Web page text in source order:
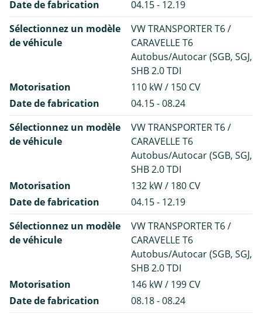
Date de fabrication
04.15 - 12.19
Sélectionnez un modèle
de véhicule
VW TRANSPORTER T6 /
CARAVELLE T6
Autobus/Autocar (SGB, SGJ,
SHB 2.0 TDI
Motorisation
110 kW / 150 CV
Date de fabrication
04.15 - 08.24
Sélectionnez un modèle
de véhicule
VW TRANSPORTER T6 /
CARAVELLE T6
Autobus/Autocar (SGB, SGJ,
SHB 2.0 TDI
Motorisation
132 kW / 180 CV
Date de fabrication
04.15 - 12.19
Sélectionnez un modèle
de véhicule
VW TRANSPORTER T6 /
CARAVELLE T6
Autobus/Autocar (SGB, SGJ,
SHB 2.0 TDI
Motorisation
146 kW / 199 CV
Date de fabrication
08.18 - 08.24